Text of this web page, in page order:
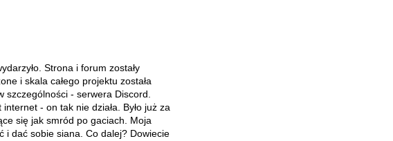
Strona i forum zostały
i skala całego projektu została
szczególności - serwera Discord.
- on tak nie działa. Było już za
się jak smród po gaciach. Moja
i dać sobie siana. Co dalej? Dowiecie